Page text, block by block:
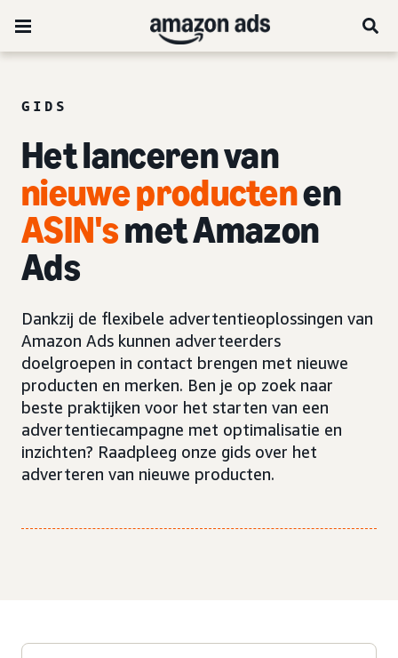
GIDS
Hetlancerenvan
nieuwe productenen
ASIN'smet Amazon
Ads
Dankzij de flexibele advertentieoplossingen van
Amazon Ads kunnen adverteerders
doelgroepen in contact brengen met nieuwe
producten en merken. Ben je op zoek naar
beste praktijken voor het starten van een
advertentiecampagne met optimalisatie en
inzichten? Raadpleeg onze gids over het
adverteren van nieuwe producten.